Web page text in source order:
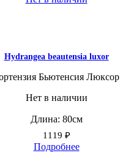
Hydrangea beautensia luxor
Бьютенсия Люксор
Нет в наличии
Длина: 80см
1119 ₽
Подробнее